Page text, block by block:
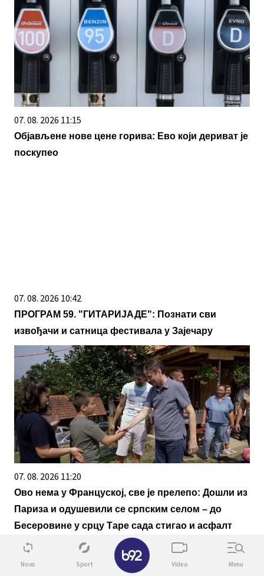
07. 08. 2026 11:15
Објављене нове цене горива: Ево који дериват је
поскупео
07. 08. 2026 10:42
ПРОГРАМ 59. "ГИТАРИЈАДЕ": Познати сви
извођачи и сатница фестивала у Зајечару
07. 08. 2026 11:20
Ово нема у Француској, све је прелепо: Дошли из
Париза и одушевили се српским селом – до
Бесеровине у срцу Таре сада стигао и асфалт
(фото)
Novo Sport Video Menu
✕